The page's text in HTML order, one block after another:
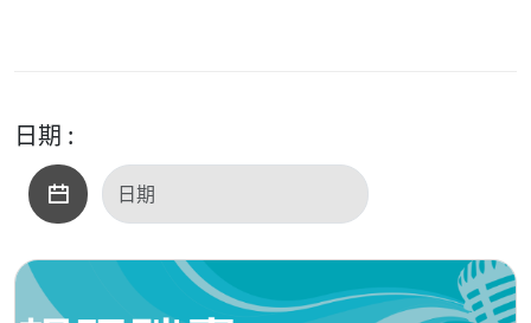
生理節律正面臨什麼樣的崩解，又如何影響人們的睡眠、健
康、情緒、生活品質、工作表現。
以上內容擷取自博客來網路書店
日期 :